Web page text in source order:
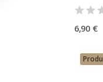
6,90 €